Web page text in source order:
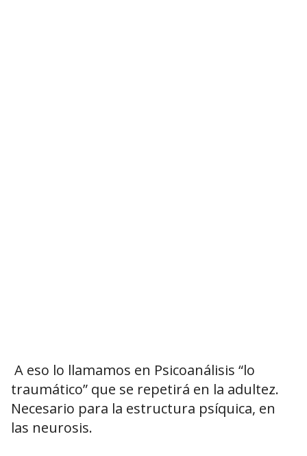
A eso lo llamamos en Psicoanálisis “lo
traumático” que se repetirá en la adultez.
Necesario para la estructura psíquica, en
las neurosis.